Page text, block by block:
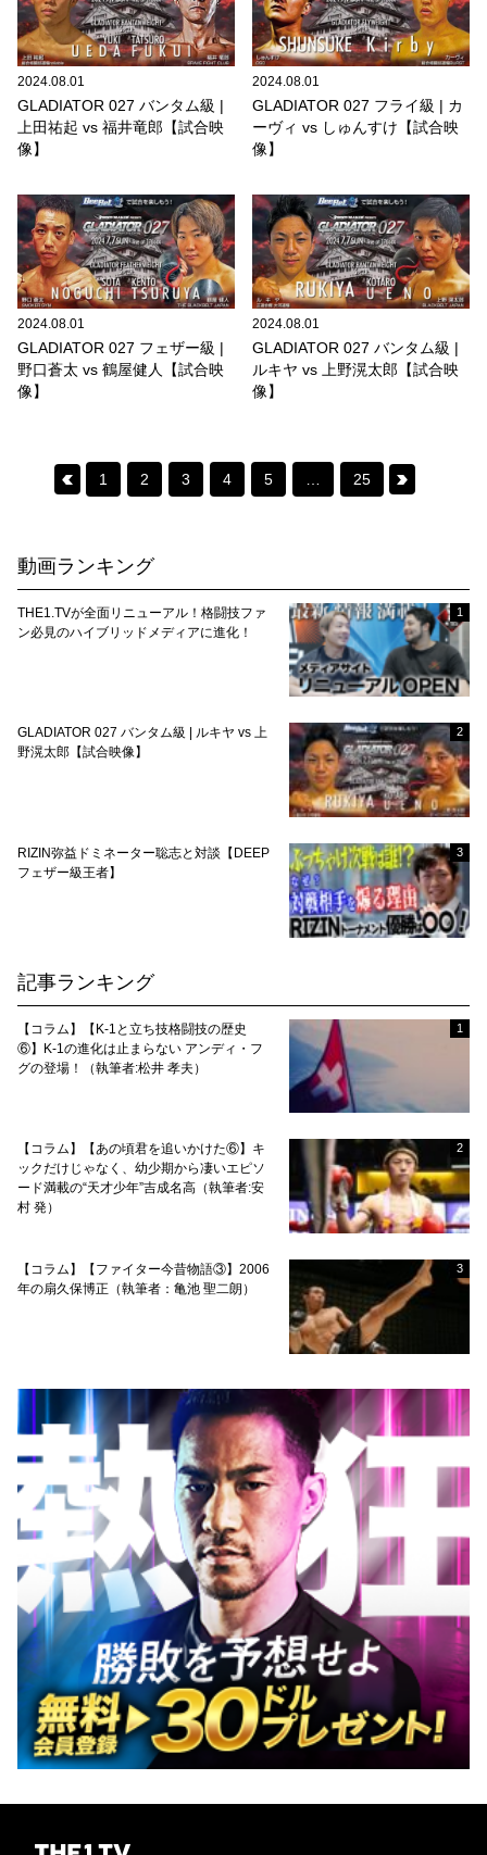
2024.08.01
GLADIATOR 027 バンタム級 |
上田祐起 vs 福井竜郎【試合映
像】
2024.08.01
GLADIATOR 027 フライ級 | カ
ーヴィ vs しゅんすけ【試合映
像】
2024.08.01
GLADIATOR 027 フェザー級 |
野口蒼太 vs 鶴屋健人【試合映
像】
2024.08.01
GLADIATOR 027 バンタム級 |
ルキヤ vs 上野滉太郎【試合映
像】
pagination
1 2 3 4 5 25
動画ランキング
THE1.TVが全面リニューアル！格闘技ファ
ン必見のハイブリッドメディアに進化！
1
GLADIATOR 027 バンタム級 | ルキヤ vs 上
野滉太郎【試合映像】
2
RIZIN弥益ドミネーター聡志と対談【DEEP
フェザー級王者】
3
記事ランキング
【コラム】【K-1と立ち技格闘技の歴史
⑥】K-1の進化は止まらない アンディ・フ
グの登場！（執筆者:松井 孝夫）
1
【コラム】【あの頃君を追いかけた⑥】キ
ックだけじゃなく、幼少期から凄いエピソ
ード満載の“天才少年”吉成名高（執筆者:安
村 発）
2
【コラム】【ファイター今昔物語③】2006
年の扇久保博正（執筆者：亀池 聖二朗）
3